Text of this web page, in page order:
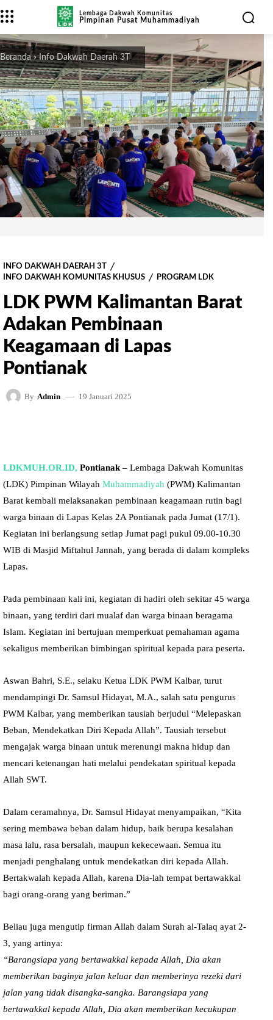
Lembaga Dakwah Komunitas
Pimpinan Pusat Muhammadiyah
Beranda Info Dakwah Daerah 3T
INFO DAKWAH DAERAH 3T
INFO DAKWAH KOMUNITAS KHUSUS
PROGRAM LDK
LDK PWM Kalimantan Barat
Adakan Pembinaan
Keagamaan di Lapas
Pontianak
By Admin 19 Januari 2025
LDKMUH.OR.ID, Pontianak – Lembaga Dakwah Komunitas
(LDK) Pimpinan Wilayah Muhammadiyah (PWM) Kalimantan
Barat kembali melaksanakan pembinaan keagamaan rutin bagi
warga binaan di Lapas Kelas 2A Pontianak pada Jumat (17/1).
Kegiatan ini berlangsung setiap Jumat pagi pukul 09.00-10.30
WIB di Masjid Miftahul Jannah, yang berada di dalam kompleks
Lapas.
Pada pembinaan kali ini, kegiatan di hadiri oleh sekitar 45 warga
binaan, yang terdiri dari mualaf dan warga binaan beragama
Islam. Kegiatan ini bertujuan memperkuat pemahaman agama
sekaligus memberikan bimbingan spiritual kepada para peserta.
Aswan Bahri, S.E., selaku Ketua LDK PWM Kalbar, turut
mendampingi Dr. Samsul Hidayat, M.A., salah satu pengurus
PWM Kalbar, yang memberikan tausiah berjudul “Melepaskan
Beban, Mendekatkan Diri Kepada Allah”. Tausiah tersebut
mengajak warga binaan untuk merenungi makna hidup dan
mencari ketenangan hati melalui pendekatan spiritual kepada
Allah SWT.
Dalam ceramahnya, Dr. Samsul Hidayat menyampaikan, “Kita
sering membawa beban dalam hidup, baik berupa kesalahan
masa lalu, rasa bersalah, maupun kekecewaan. Semua itu
menjadi penghalang untuk mendekatkan diri kepada Allah.
Bertakwalah kepada Allah, karena Dia-lah tempat bertawakkal
bagi orang-orang yang beriman.”
Beliau juga mengutip firman Allah dalam Surah al-Talaq ayat 2-
3, yang artinya:
“Barangsiapa yang bertawakkal kepada Allah, Dia akan
memberikan baginya jalan keluar dan memberinya rezeki dari
jalan yang tidak disangka-sangka. Barangsiapa yang
bertawakkal kepada Allah, Dia akan memberikan kecukupan